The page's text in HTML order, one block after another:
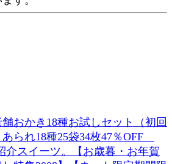
舗おかき18種お試しセット（初回
られ18種25袋34枚47％OFF
介スイーツ。【お歳暮・お年賀